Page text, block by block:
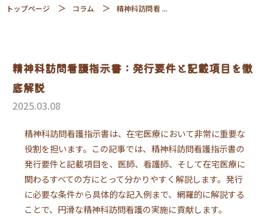
トップページ コラム 精神科訪問看 ...
精神科訪問看護指示書：発行要件と記載項目を徹
底解説
2025.03.08
精神科訪問看護指示書は、在宅医療において非常に重要な
役割を担います。この記事では、精神科訪問看護指示書の
発行要件と記載項目を、医師、看護師、そして在宅医療に
関わるすべての方にとって分かりやすく解説します。発行
に必要な条件から具体的な記入例まで、網羅的に解説する
ことで、円滑な精神科訪問看護の実施に貢献します。